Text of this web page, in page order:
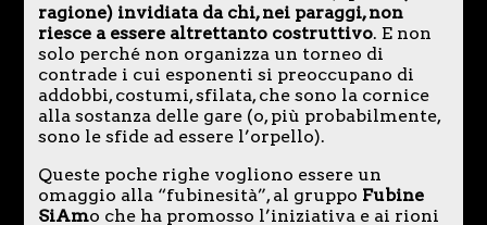
ragione) invidiata da chi, nei paraggi, non
riesce a essere altrettanto costruttivo. E non
solo perché non organizza un torneo di
contrade i cui esponenti si preoccupano di
addobbi, costumi, sfilata, che sono la cornice
alla sostanza delle gare (o, più probabilmente,
sono le sfide ad essere l’orpello).
Queste poche righe vogliono essere un
omaggio alla “fubinesità”, al gruppo Fubine
SiAmo che ha promosso l’iniziativa e ai rioni